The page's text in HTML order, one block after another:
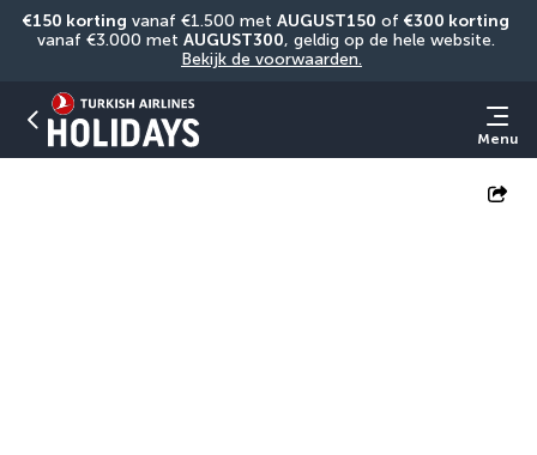
€150 korting vanaf €1.500 met AUGUST150 of €300 korting
vanaf €3.000 met AUGUST300
Bekijk de voorwaarden.
Menu